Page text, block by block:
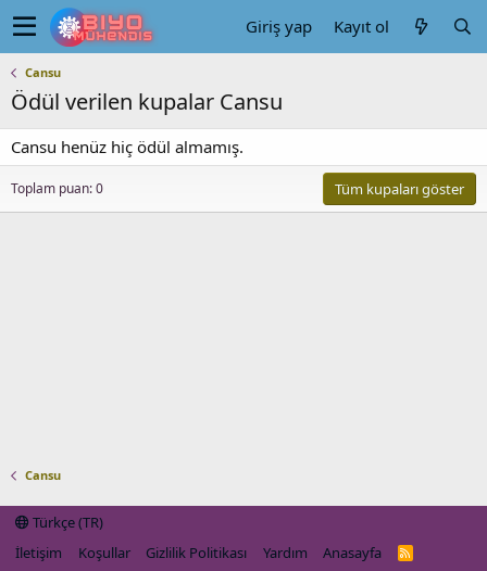
Giriş yap Kayıt ol
Cansu
Ödül verilen kupalar Cansu
Cansu henüz hiç ödül almamış.
Toplam puan: 0 Tüm kupaları göster
Cansu
Türkçe (TR)
İletişim
Koşullar Gizlilik Politikası Yardım Anasayfa
R